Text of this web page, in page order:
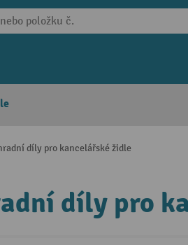
díly pro kancelářské židle
díly pro